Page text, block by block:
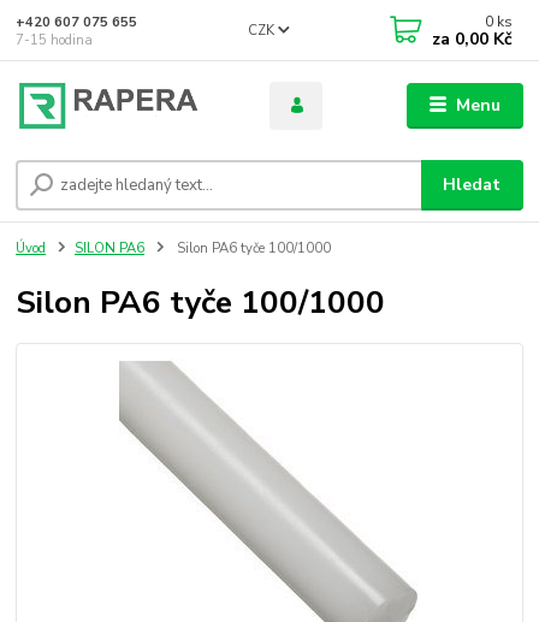
Menu
CZK
Hledat
+420 607 075 655
7-15 hodina
0 ks
za 0,00 Kč
Úvod SILON PA6 Silon PA6 tyče 100/1000
Silon PA6 tyče 100/1000